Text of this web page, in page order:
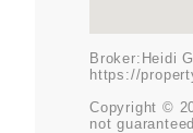
Broker:Heidi
https://
Copyright ©
not